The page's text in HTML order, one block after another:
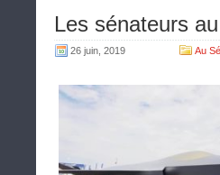
Les sénateurs
26 juin, 2019 Au